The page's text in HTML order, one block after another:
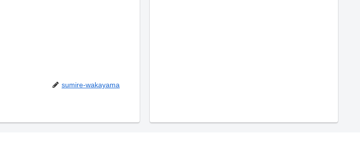
sumire-wakayama